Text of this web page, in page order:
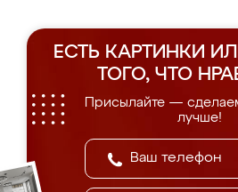
ЕСТЬ КАРТИНКИ
ТОГО, ЧТО
Присылайте —
лучше!